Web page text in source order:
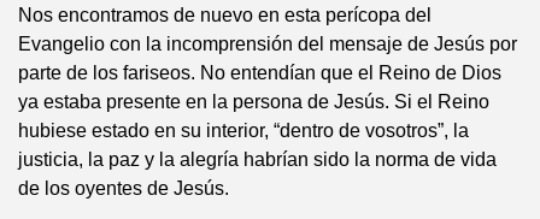
Nos encontramos de nuevo en esta perícopa del
Evangelio con la incomprensión del mensaje de Jesús por
parte de los fariseos. No entendían que el Reino de Dios
ya estaba presente en la persona de Jesús. Si el Reino
hubiese estado en su interior, “dentro de vosotros”, la
justicia, la paz y la alegría habrían sido la norma de vida
de los oyentes de Jesús.